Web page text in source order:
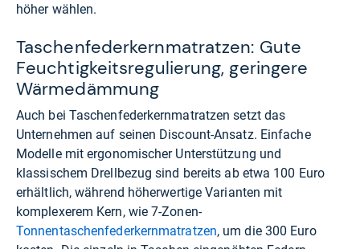
höher wählen.
Taschenfederkernmatratzen: Gute
Feuchtigkeitsregulierung, geringere
Wärmedämmung
Auch bei Taschenfederkernmatratzen setzt das
Unternehmen auf seinen Discount-Ansatz. Einfache
Modelle mit ergonomischer Unterstützung und
klassischem Drellbezug sind bereits ab etwa 100 Euro
erhältlich, während höherwertige Varianten mit
komplexerem Kern, wie 7-Zonen-
Tonnentaschenfederkernmatratzen, um die 300 Euro